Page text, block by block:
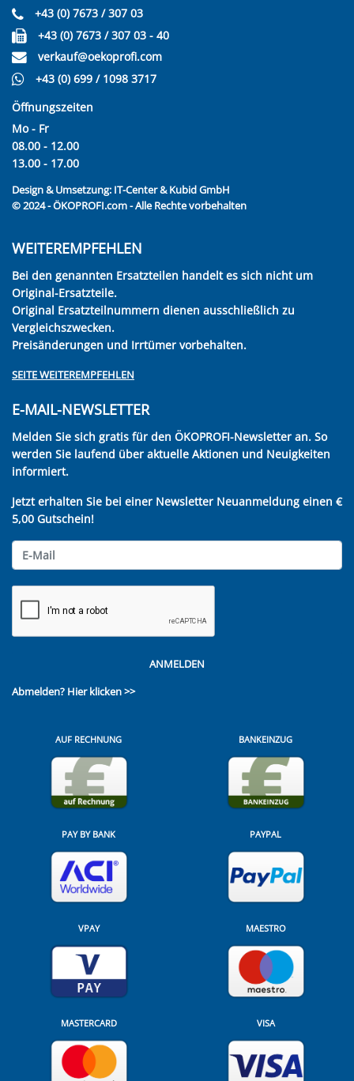
+43 (0) 7673 / 307 03
+43 (0) 7673 / 307 03 - 40
verkauf@oekoprofi.com
+43 (0) 699 / 1098 3717
Öffnungszeiten
Mo - Fr
08.00 - 12.00
13.00 - 17.00
Design & Umsetzung: IT-Center & Kubid GmbH
© 2024 - ÖKOPROFI.com - Alle Rechte vorbehalten
WEITEREMPFEHLEN
Bei den genannten Ersatzteilen handelt es sich nicht um
Original-Ersatzteile.
Original Ersatzteilnummern dienen ausschließlich zu
Vergleichszwecken.
Preisänderungen und Irrtümer vorbehalten.
SEITE WEITEREMPFEHLEN
E-MAIL-NEWSLETTER
Melden Sie sich gratis für den ÖKOPROFI-Newsletter an. So
werden Sie laufend über aktuelle Aktionen und Neuigkeiten
informiert.
Jetzt erhalten Sie bei einer Newsletter Neuanmeldung einen €
5,00 Gutschein!
ANMELDEN
Abmelden? Hier klicken >>
AUF RECHNUNG BANKEINZUG
PAY BY BANK PAYPAL
VPAY MAESTRO
MASTERCARD VISA